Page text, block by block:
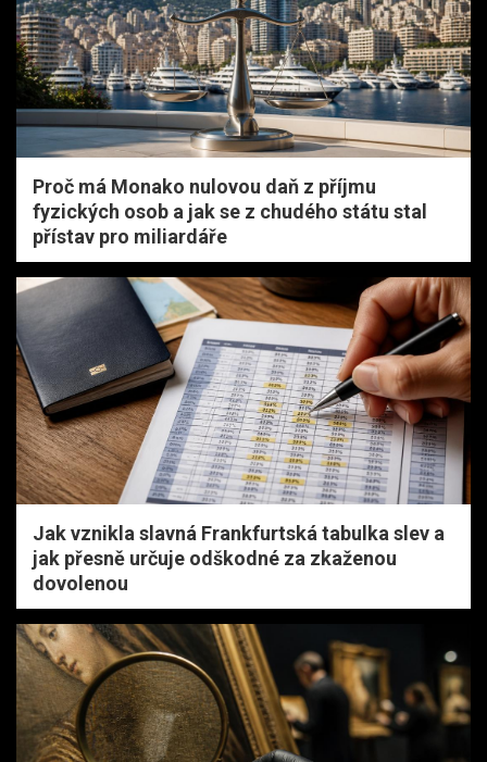
Proč má Monako nulovou daň z příjmu
fyzických osob a jak se z chudého státu stal
přístav pro miliardáře
Jak vznikla slavná Frankfurtská tabulka slev a
jak přesně určuje odškodné za zkaženou
dovolenou